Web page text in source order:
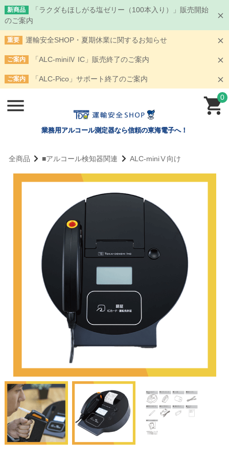
新商品
「ラクダもほしがる塩ゼリー（100本入り）」販売開始
のご案内
重要 運輸安全SHOP・夏期休業に関するお知らせ
ご案内 「ALC-miniⅣ IC」販売終了のご案内
ご案内 「ALC-Pico」サポート終了のご案内
業務用アルコール測定器なら信頼の東海電子へ！
0
全商品 ■アルコール検知器関連 ALC-miniⅤ向け